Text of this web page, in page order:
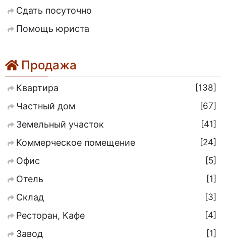
Сдать посуточно
Помощь юриста
Продажа
Квартира
138
Частный дом
67
Земельный участок
41
Коммерческое помещение
24
Офис
5
Отель
1
Склад
3
Ресторан, Кафе
4
Завод
1